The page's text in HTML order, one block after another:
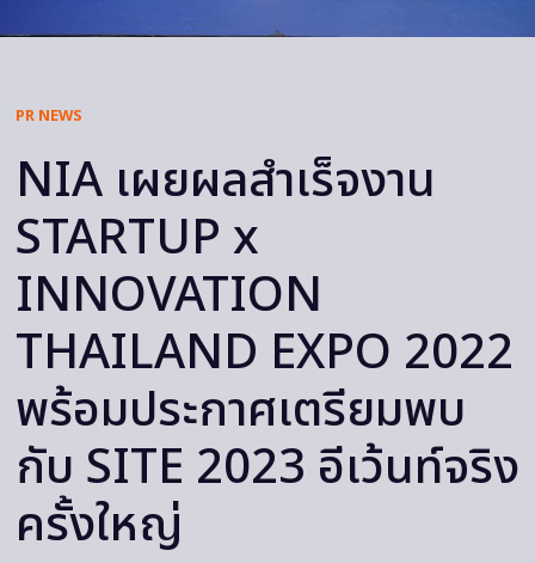
PR NEWS
NIA เผยผลสำเร็จงาน
STARTUP x
INNOVATION
THAILAND EXPO 2022
พร้อมประกาศเตรียมพบ
กับ SITE 2023 อีเว้นท์จริง
ครั้งใหญ่